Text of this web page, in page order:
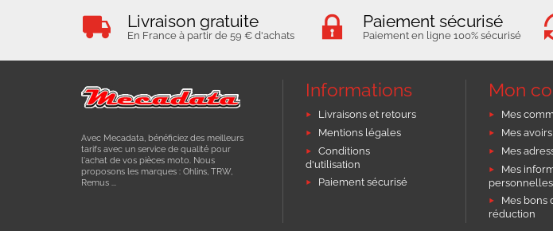
Livraison gratuite
En France à partir de 59 € d'achats
Paiement sécurisé
Paiement en ligne 100% sécurisé
Avec Mecadata, bénéficiez des meilleurs
tarifs avec un service de qualité pour
l'achat de vos pièces moto. Nous
proposons les marques : Ohlins, TRW,
Remus ...
Informations
Livraisons et retours
Mentions légales
Conditions
d'utilisation
Paiement sécurisé
Mon
Mes
Mes avoirs
Mes
Mes
personnelles
Mes bons
réduction